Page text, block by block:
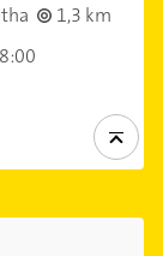
1,3 km